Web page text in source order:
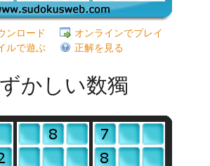
ンロード
オンラインでプレイ
ルで遊ぶ
正解を見る
かしい数獨